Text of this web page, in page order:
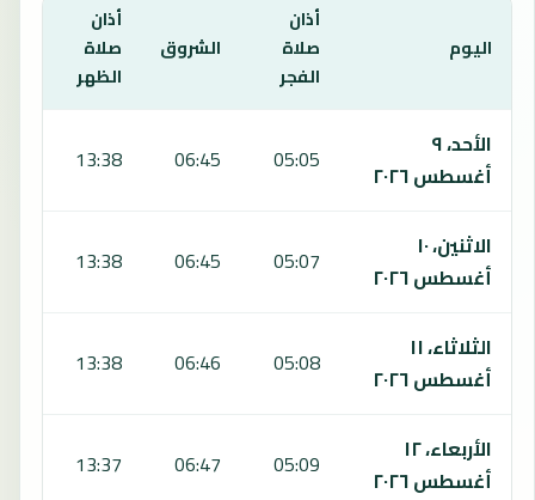
اليوم
أذان
صلاة
الفجر
الشروق
أذان
صلاة
الظهر
الأحد، ٩
أغسطس ٢٠٢٦
05:05
06:45
13:38
الاثنين، ١٠
أغسطس ٢٠٢٦
05:07
06:45
13:38
الثلاثاء، ١١
أغسطس ٢٠٢٦
05:08
06:46
13:38
الأربعاء، ١٢
أغسطس ٢٠٢٦
05:09
06:47
13:37